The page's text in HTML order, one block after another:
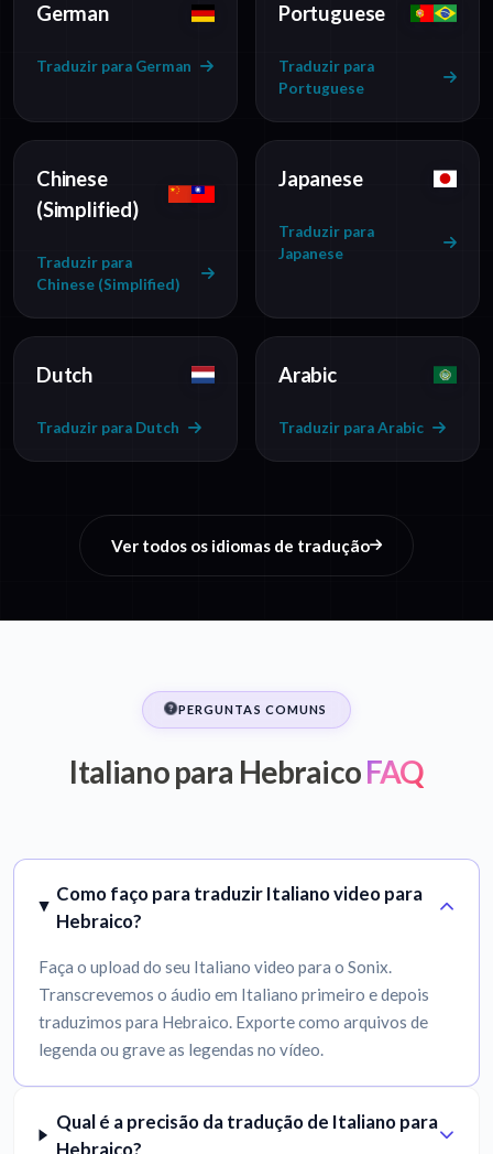
German
Traduzir para German
Portuguese
Traduzir para
Portuguese
Chinese
(Simplified)
Traduzir para
Chinese (Simplified)
Japanese
Traduzir para
Japanese
Dutch
Traduzir para Dutch
Arabic
Traduzir para Arabic
Ver todos os idiomas de tradução
PERGUNTAS COMUNS
Italiano para HebraicoFAQ
Como faço para traduzir Italiano video para
Hebraico?
Faça o upload do seu Italiano video para o Sonix.
Transcrevemos o áudio em Italiano primeiro e depois
traduzimos para Hebraico. Exporte como arquivos de
legenda ou grave as legendas no vídeo.
Qual é a precisão da tradução de Italiano para
Hebraico?